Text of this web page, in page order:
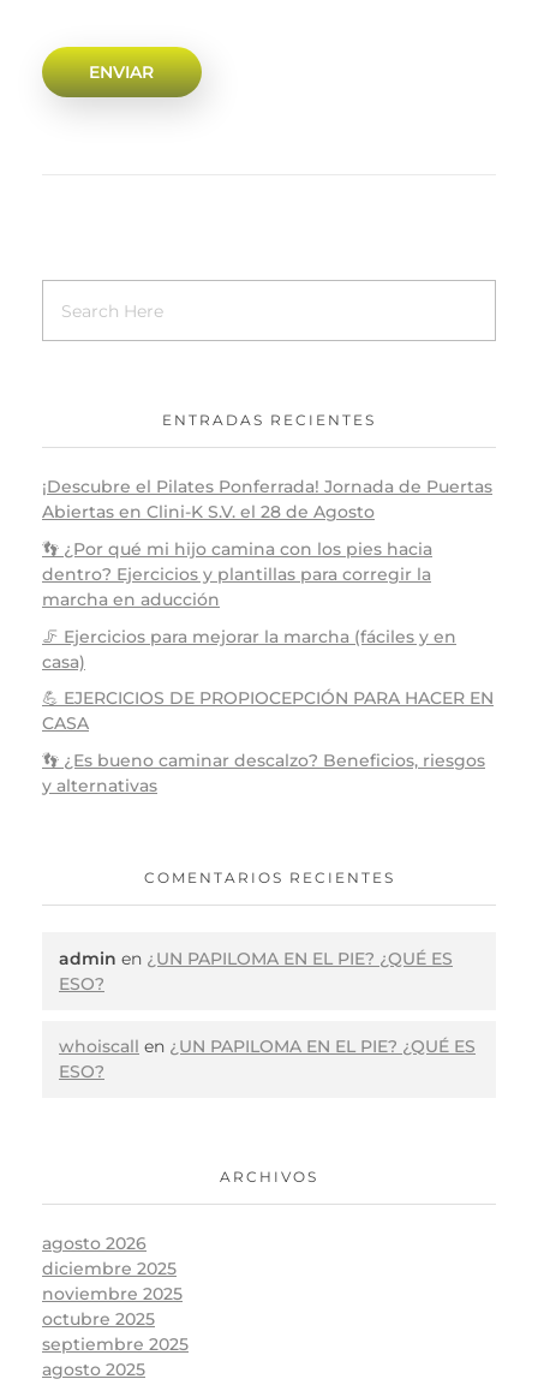
ENTRADAS RECIENTES
¡Descubre el Pilates Ponferrada! Jornada de Puertas
Abiertas en Clini-K S.V. el 28 de Agosto
👣 ¿Por qué mi hijo camina con los pies hacia
dentro? Ejercicios y plantillas para corregir la
marcha en aducción
🦵 Ejercicios para mejorar la marcha (fáciles y en
casa)
💪 EJERCICIOS DE PROPIOCEPCIÓN PARA HACER EN
CASA
👣 ¿Es bueno caminar descalzo? Beneficios, riesgos
y alternativas
COMENTARIOS RECIENTES
admin en ¿UN PAPILOMA EN EL PIE? ¿QUÉ ES
ESO?
whoiscall en ¿UN PAPILOMA EN EL PIE? ¿QUÉ ES
ESO?
ARCHIVOS
agosto 2026
diciembre 2025
noviembre 2025
octubre 2025
septiembre 2025
agosto 2025